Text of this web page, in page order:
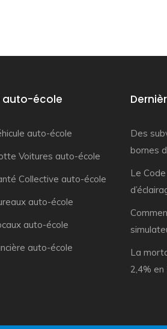
auto-école
auto-école
Voitures auto-école
Collective auto-école
auto-école
auto-école
auto-école
Des
bornes
Le
La
2,4%